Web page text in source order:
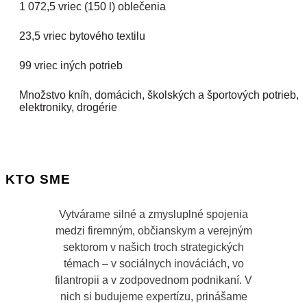
1 072,5 vriec (150 l) oblečenia
23,5 vriec bytového textilu
99 vriec iných potrieb
Množstvo kníh, domácich, školských a športových potrieb,
elektroniky, drogérie
KTO SME
Vytvárame silné a zmysluplné spojenia
medzi firemným, občianskym a verejným
sektorom v našich troch strategických
témach – v sociálnych inováciách, vo
filantropii a v zodpovednom podnikaní. V
nich si budujeme expertízu, prinášame